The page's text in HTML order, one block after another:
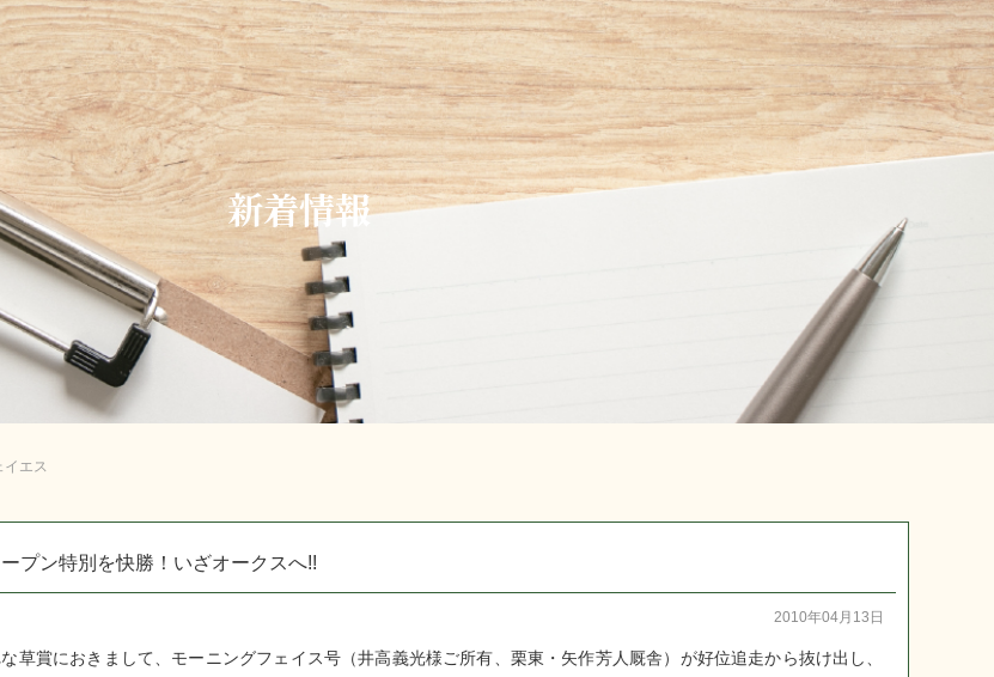
新着情報
イエス
プン特別を快勝！いざオークスへ!!
2010年04月13日
草賞におきまして、モーニングフェイス号（井高義光様ご所有、栗東・矢作芳人厩舎）が好位追走から抜け出し、